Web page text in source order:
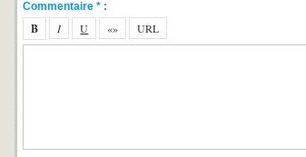
Commentaire * :